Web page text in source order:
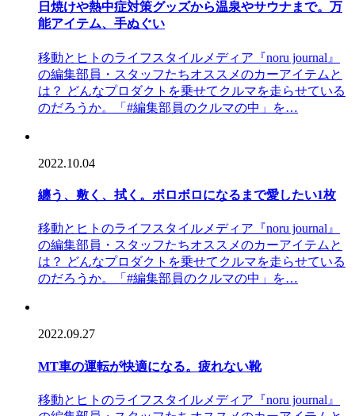
日焼けや熱中症対策グッズから温泉やサウナまで。万
能アイテム、手ぬぐい
移動とヒトのライフスタイルメディア『noru journal』
の編集部員・スタッフたちオススメのカーアイテムと
は？ どんなプロダクトを乗せてクルマを走らせている
のだろうか。「#編集部員のクルマの中」を…
2022.10.04
纏う、敷く、拭く。ボロボロになるまで愛したい1枚
移動とヒトのライフスタイルメディア『noru journal』
の編集部員・スタッフたちオススメのカーアイテムと
は？ どんなプロダクトを乗せてクルマを走らせている
のだろうか。「#編集部員のクルマの中」を…
2022.09.27
MT車の運転が快適になる。疲れない靴
移動とヒトのライフスタイルメディア『noru journal』